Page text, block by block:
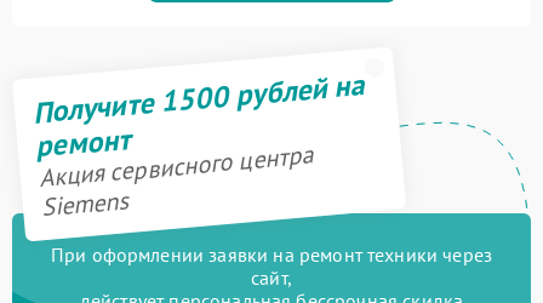
Получите 1500 рублей на
ремонт
Акция сервисного центра
Siemens
При оформлении заявки на ремонт техники через
сайт,